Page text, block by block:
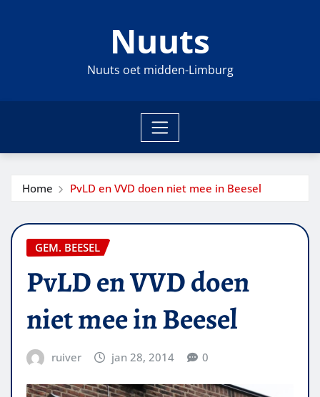
Nuuts
Nuuts oet midden-Limburg
Home PvLD en VVD doen niet mee in Beesel
GEM. BEESEL
PvLD en VVD doen
niet mee in Beesel
ruiver jan 28, 2014 0